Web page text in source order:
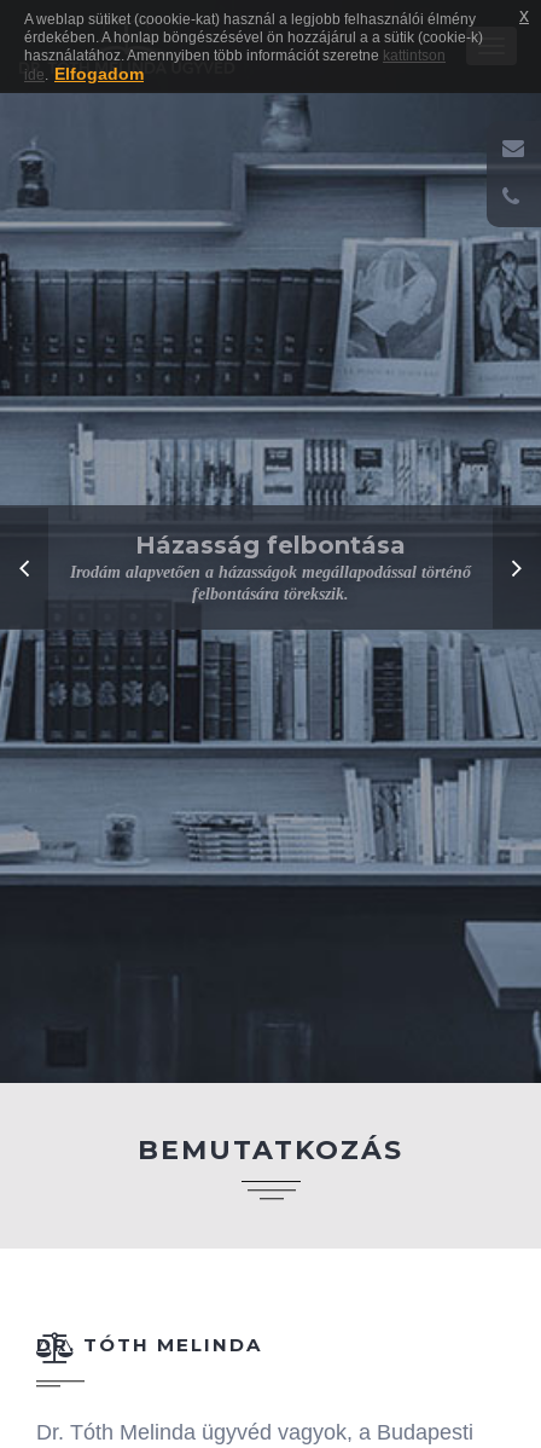
Házasság felbontása
Irodám alapvetően a házasságok megállapodással történő
felbontására törekszik.
BEMUTATKOZÁS
DR. TÓTH MELINDA
Dr. Tóth Melinda ügyvéd vagyok, a Budapesti
A weblap sütiket (coookie-kat) használ a legjobb felhasználói élmény
érdekében. A honlap böngészésével ön hozzájárul a a sütik (cookie-k)
használatához. Amennyiben több információt szeretne kattintson
ide. Elfogadom
x